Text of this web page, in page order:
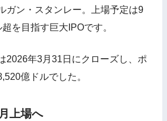
ガン・スタンレー。上場予定は9
を目指す巨大IPOです。
2026年3月31日にクローズし、ポ
億ドルでした。
上場へ